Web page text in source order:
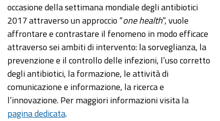
occasione della settimana mondiale degli antibiotici
2017 attraverso un approccio “one health”, vuole
affrontare e contrastare il fenomeno in modo efficace
attraverso sei ambiti di intervento: la sorveglianza, la
prevenzione e il controllo delle infezioni, l’uso corretto
degli antibiotici, la formazione, le attività di
comunicazione e informazione, la ricerca e
l’innovazione. Per maggiori informazioni visita la
pagina dedicata.